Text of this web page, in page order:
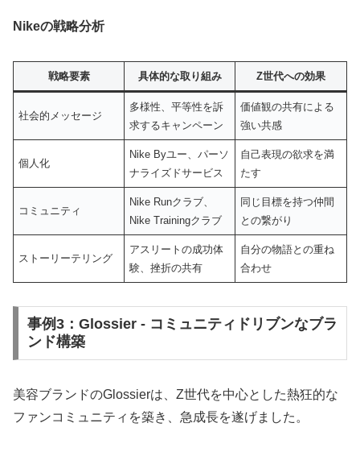
Nikeの戦略分析
戦略要素 具体的な取り組み Z世代への効果
社会的メッセージ
多様性、平等性を訴
求するキャンペーン
価値観の共有による
強い共感
個人化
Nike Byユー、パーソ
ナライズドサービス
自己表現の欲求を満
たす
コミュニティ
Nike Runクラブ、
Nike Trainingクラブ
同じ目標を持つ仲間
との繋がり
ストーリーテリング
アスリートの成功体
験、挫折の共有
自分の物語との重ね
合わせ
事例3：Glossier - コミュニティドリブンなブラ
ンド構築
美容ブランドのGlossierは、Z世代を中心とした熱狂的な
ファンコミュニティを築き、急成長を遂げました。